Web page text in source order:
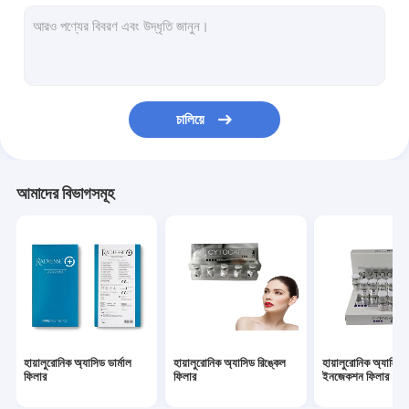
PDO PCL PLLA থ্রেড
গোল্ড প্রোটিন পেপটাইড
ফিমেল টাইটেনিং জেল
ডার্মা প্ল্যানিং কিট
মাইক্রো ক্যানুলা নিডেল
চালিয়ে
আমাদের বিভাগসমূহ
হায়ালুরোনিক অ্যাসিড ডার্মাল
ফিলার
হায়ালুরোনিক অ্যাসিড রিঙ্কেল
ফিলার
হায়ালুরোনিক অ্যাসিড
ইনজেকশন ফিলার